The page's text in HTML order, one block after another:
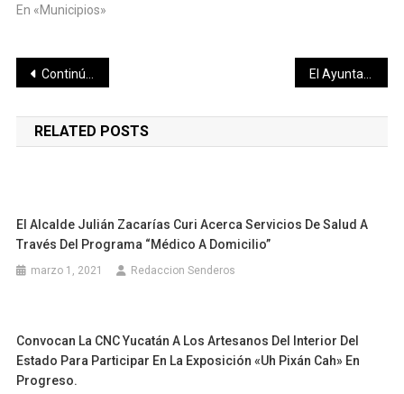
En «Municipios»
Navegación
de
entradas
Continúa la atención a los edificios escolares para garantizar un regreso seguro a clases
RELATED POSTS
El Alcalde Julián Zacarías Curi Acerca Servicios De Salud A
Través Del Programa “Médico A Domicilio”
marzo 1, 2021 Redaccion Senderos
Convocan La CNC Yucatán A Los Artesanos Del Interior Del
Estado Para Participar En La Exposición «Uh Pixán Cah» En
Progreso.